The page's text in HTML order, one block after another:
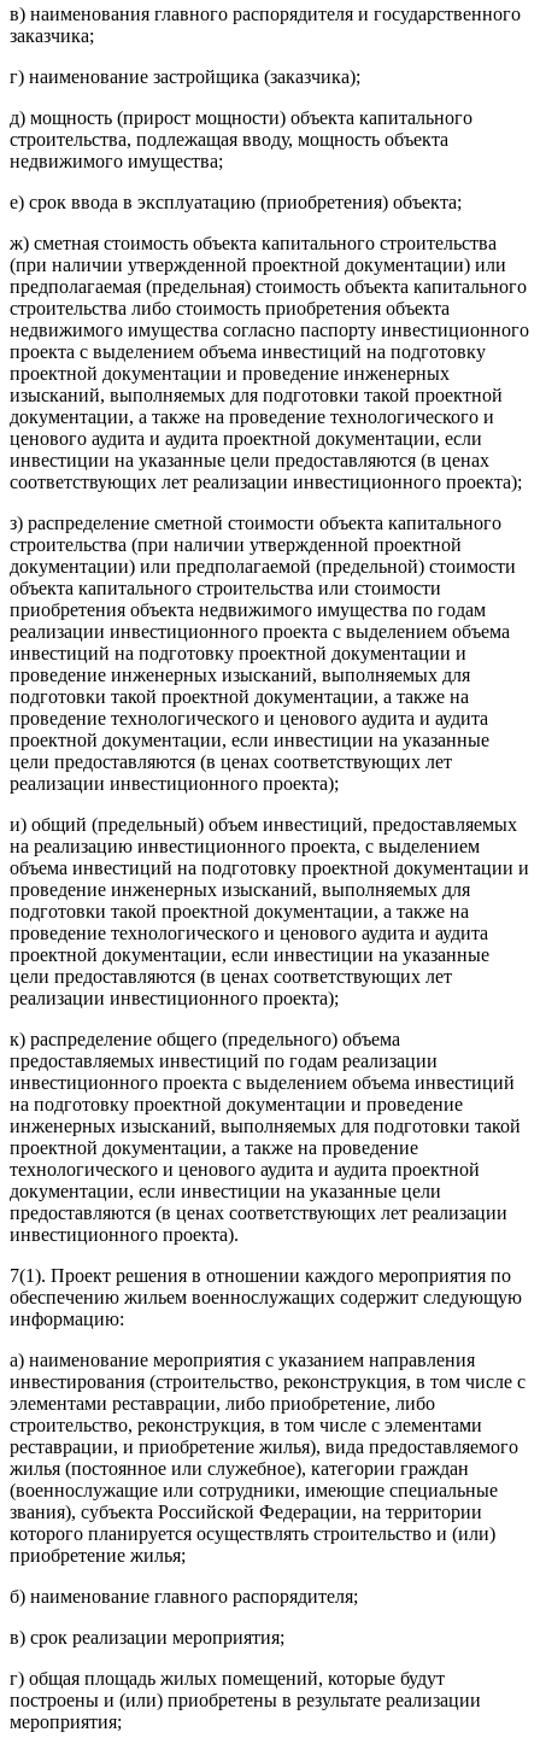
в) наименования главного распорядителя и государственного
заказчика;
г) наименование застройщика (заказчика);
д) мощность (прирост мощности) объекта капитального
строительства, подлежащая вводу, мощность объекта
недвижимого имущества;
е) срок ввода в эксплуатацию (приобретения) объекта;
ж) сметная стоимость объекта капитального строительства
(при наличии утвержденной проектной документации) или
предполагаемая (предельная) стоимость объекта капитального
строительства либо стоимость приобретения объекта
недвижимого имущества согласно паспорту инвестиционного
проекта с выделением объема инвестиций на подготовку
проектной документации и проведение инженерных
изысканий, выполняемых для подготовки такой проектной
документации, а также на проведение технологического и
ценового аудита и аудита проектной документации, если
инвестиции на указанные цели предоставляются (в ценах
соответствующих лет реализации инвестиционного проекта);
з) распределение сметной стоимости объекта капитального
строительства (при наличии утвержденной проектной
документации) или предполагаемой (предельной) стоимости
объекта капитального строительства или стоимости
приобретения объекта недвижимого имущества по годам
реализации инвестиционного проекта с выделением объема
инвестиций на подготовку проектной документации и
проведение инженерных изысканий, выполняемых для
подготовки такой проектной документации, а также на
проведение технологического и ценового аудита и аудита
проектной документации, если инвестиции на указанные
цели предоставляются (в ценах соответствующих лет
реализации инвестиционного проекта);
и) общий (предельный) объем инвестиций, предоставляемых
на реализацию инвестиционного проекта, с выделением
объема инвестиций на подготовку проектной документации и
проведение инженерных изысканий, выполняемых для
подготовки такой проектной документации, а также на
проведение технологического и ценового аудита и аудита
проектной документации, если инвестиции на указанные
цели предоставляются (в ценах соответствующих лет
реализации инвестиционного проекта);
к) распределение общего (предельного) объема
предоставляемых инвестиций по годам реализации
инвестиционного проекта с выделением объема инвестиций
на подготовку проектной документации и проведение
инженерных изысканий, выполняемых для подготовки такой
проектной документации, а также на проведение
технологического и ценового аудита и аудита проектной
документации, если инвестиции на указанные цели
предоставляются (в ценах соответствующих лет реализации
инвестиционного проекта).
7(1). Проект решения в отношении каждого мероприятия по
обеспечению жильем военнослужащих содержит следующую
информацию:
а) наименование мероприятия с указанием направления
инвестирования (строительство, реконструкция, в том числе с
элементами реставрации, либо приобретение, либо
строительство, реконструкция, в том числе с элементами
реставрации, и приобретение жилья), вида предоставляемого
жилья (постоянное или служебное), категории граждан
(военнослужащие или сотрудники, имеющие специальные
звания), субъекта Российской Федерации, на территории
которого планируется осуществлять строительство и (или)
приобретение жилья;
б) наименование главного распорядителя;
в) срок реализации мероприятия;
г) общая площадь жилых помещений, которые будут
построены и (или) приобретены в результате реализации
мероприятия;